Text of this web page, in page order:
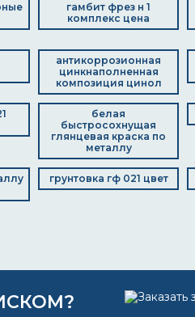
гамбит фрез н 1
комплекс цена
антикоррозионная
цинкнаполненная
композиция цинол
белая
быстросохнущая
глянцевая краска по
металлу
грунтовка гф 021 цвет